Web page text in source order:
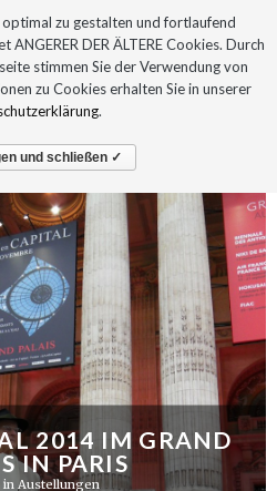
2014 IM GRAND
IN PARIS
in Austellungen
zu gestalten und fortlaufend
DER ÄLTERE Cookies. Durch
stimmen Sie der Verwendung von
zu Cookies erhalten Sie in unserer
.
und schließen ✓